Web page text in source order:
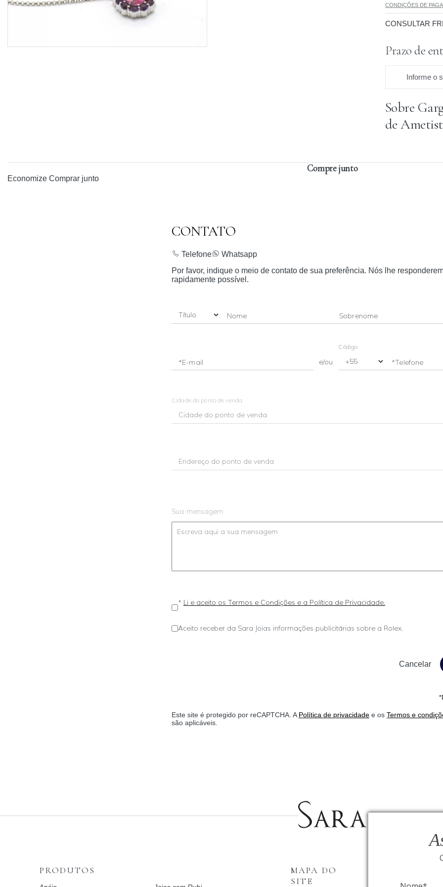
CONDIÇÕES DE
CONSULTAR
Prazo de
Informe o
Sobre
de
Compre junto
Economize Comprar junto
CONTATO
Telefone
Whatsapp
Por favor, indique o meio de contato de sua preferência. Nós lhe
rapidamente possível.
Nome Sobrenome
*E-mail e/ou
Código
*Telefone
Cidade do ponto de venda
Sua mensagem
* Li e aceito os Termos e Condições e a Política de Privacidade.
Aceito receber da Sara Joias informações publicitárias sobre a Rolex.
Este site é protegido por reCAPTCHA. APolítica de privacidade e os Termos e
são aplicáveis.
MAPA DO
SITE
PRODUTOS